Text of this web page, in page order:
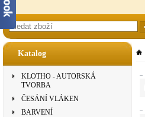
Katalog
KLOTHO - AUTORSKÁ
TVORBA
ČESÁNÍ VLÁKEN
BARVENÍ